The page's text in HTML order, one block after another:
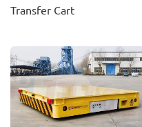
Transfer Cart